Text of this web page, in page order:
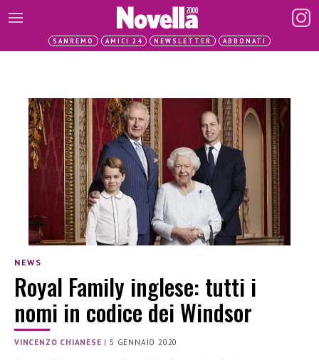
SANREMO AMICI 24 NEWSLETTER ABBONATI
NEWS
Royal Family inglese: tutti i
nomi in codice dei Windsor
VINCENZO CHIANESE |5 GENNAIO 2020